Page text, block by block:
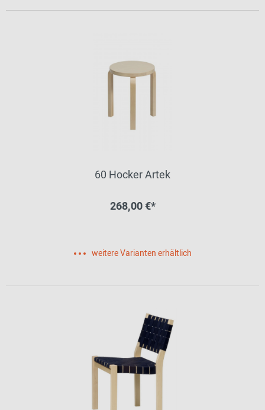
60 Hocker Artek
268,00 €*
weitere Varianten erhältlich